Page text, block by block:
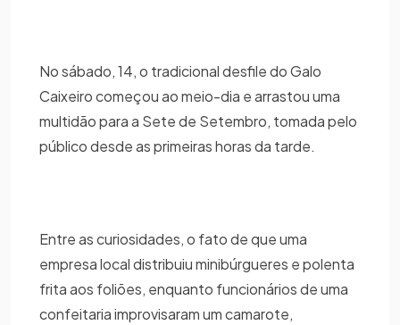
No sábado, 14, o tradicional desfile do Galo
Caixeiro começou ao meio-dia e arrastou uma
multidão para a Sete de Setembro, tomada pelo
público desde as primeiras horas da tarde.
Entre as curiosidades, o fato de que uma
empresa local distribuiu minibúrgueres e polenta
frita aos foliões, enquanto funcionários de uma
confeitaria improvisaram um camarote,